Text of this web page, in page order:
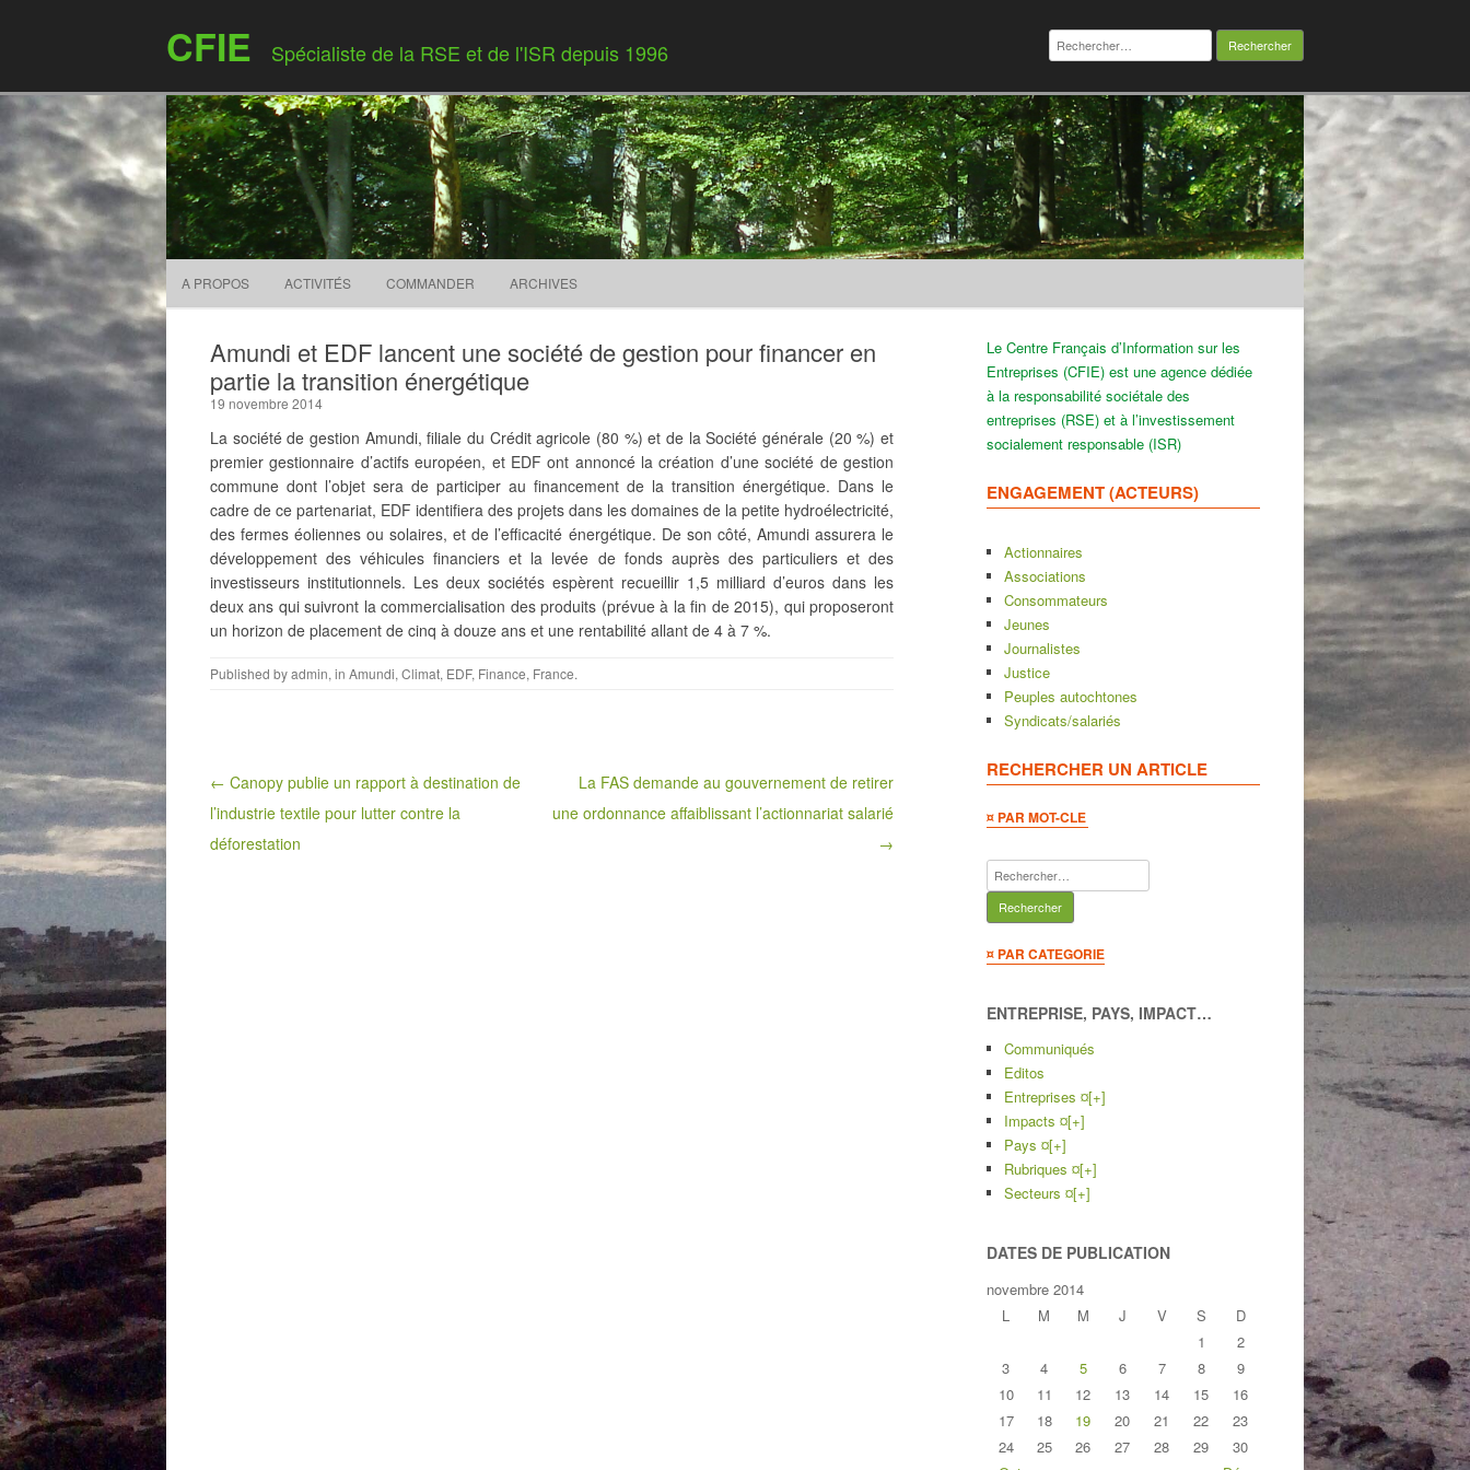
CFIE Spécialiste de la RSE et de l'ISR depuis 1996
Rechercher :
A PROPOS ACTIVITÉS COMMANDER ARCHIVES
Amundi et EDF lancent une société de gestion pour financer en
partie la transition énergétique
19 novembre 2014
La société de gestion Amundi, filiale du Crédit agricole (80 %) et de la Société générale (20 %) et
premier gestionnaire d’actifs européen, et EDF ont annoncé la création d’une société de gestion
commune dont l’objet sera de participer au financement de la transition énergétique. Dans le
cadre de ce partenariat, EDF identifiera des projets dans les domaines de la petite hydroélectricité,
des fermes éoliennes ou solaires, et de l’efficacité énergétique. De son côté, Amundi assurera le
développement des véhicules financiers et la levée de fonds auprès des particuliers et des
investisseurs institutionnels. Les deux sociétés espèrent recueillir 1,5 milliard d’euros dans les
deux ans qui suivront la commercialisation des produits (prévue à la fin de 2015), qui proposeront
un horizon de placement de cinq à douze ans et une rentabilité allant de 4 à 7 %.
Published byadmin, in Amundi, Climat, EDF, Finance, France.
Post navigation
← Canopy publie un rapport à destination de
l’industrie textile pour lutter contre la
déforestation
La FAS demande au gouvernement de retirer
une ordonnance affaiblissant l’actionnariat salarié
→
Le Centre Français d’Information sur les
Entreprises (CFIE) est une agence dédiée
à la responsabilité sociétale des
entreprises (RSE) et à l’investissement
socialement responsable (ISR)
ENGAGEMENT (ACTEURS)
Actionnaires
Associations
Consommateurs
Jeunes
Journalistes
Justice
Peuples autochtones
Syndicats/salariés
RECHERCHER UN ARTICLE
¤ PAR MOT-CLE
Rechercher :
¤ PAR CATEGORIE
ENTREPRISE, PAYS, IMPACT…
Communiqués
Editos
Entreprises ¤[+]
Impacts ¤[+]
Pays ¤[+]
Rubriques ¤[+]
Secteurs ¤[+]
DATES DE PUBLICATION
novembre 2014
L
M M J V S
D
1
2
3
4 5 6 7 8
9
10
11 12 13 14 15
16
17
18 19 20 21 22
23
24
25 26 27 28 29
30